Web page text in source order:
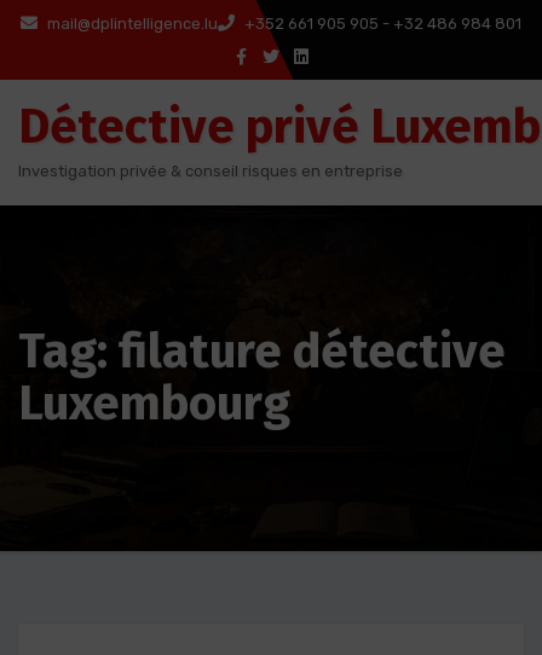
Aller
contenu
mail@dplintelligence.lu +352 661 905 905 - +32 486 984 801
Détective privé
Investigation privée & conseil risques en entreprise
Tag: filature détective
Luxembourg